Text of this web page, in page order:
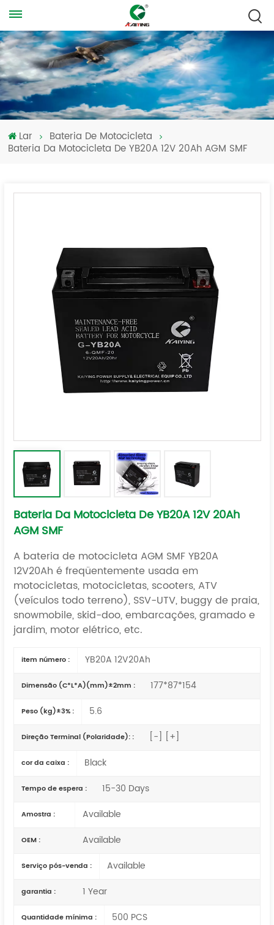
Lar
Bateria De Motocicleta
Bateria Da Motocicleta De YB20A 12V 20Ah AGM SMF
Bateria Da Motocicleta De YB20A 12V 20Ah
AGM SMF
A bateria de motocicleta AGM SMF YB20A
12V20Ah é freqüentemente usada em
motocicletas, motocicletas, scooters, ATV
(veículos todo terreno), SSV-UTV, buggy de praia,
snowmobile, skid-doo, embarcações, gramado e
jardim, motor elétrico, etc.
item número : YB20A 12V20Ah
Dimensão (C*L*A)(mm)±2mm : 177*87*154
Peso (kg)±3% : 5.6
Direção Terminal (Polaridade): : [-] [+]
cor da caixa : Black
Tempo de espera : 15-30 Days
Amostra : Available
OEM : Available
Serviço pós-venda : Available
garantia : 1 Year
Quantidade mínima : 500 PCS